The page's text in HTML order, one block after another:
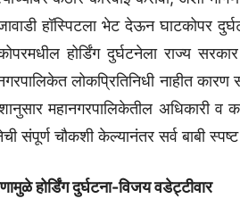
हॉस्पिटला भेट देऊन घाटकोपर
होर्डिंग दुर्घटनेला राज्य
लोकप्रितिनिधी नाहीत
महानगरपालिकेतील अधिकारी
संपूर्ण चौकशी केल्यानंतर सर्व बाबी
होर्डिंग दुर्घटना-विजय वडेट्टीवार